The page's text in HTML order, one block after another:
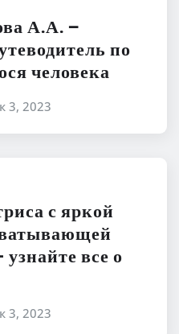
А.А. –
по
человека
3, 2023
с яркой
все о
3, 2023